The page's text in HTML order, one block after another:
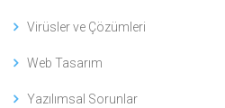
Virüsler ve Çözümleri
Web Tasarım
Yazılımsal Sorunlar